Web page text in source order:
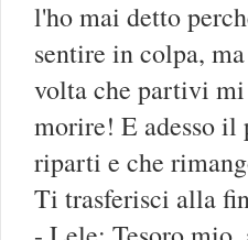
l'ho mai detto
sentire in colpa,
volta che partivi
morire! E adesso il
riparti e che
Ti trasferisci alla